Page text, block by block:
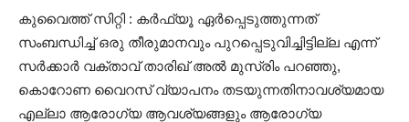
കുവൈത്ത് സിറ്റി : കർഫ്യൂ ഏർപ്പെടുത്തുന്നത്
സംബന്ധിച്ച് ഒരു തീരുമാനവും പുറപ്പെടുവിച്ചിട്ടില്ല എന്ന്
സർക്കാർ വക്താവ് താരിഖ് അൽ മുസ്രിം പറഞ്ഞു,
കൊറോണ വൈറസ് വ്യാപനം തടയുന്നതിനാവശ്യമായ
എല്ലാ ആരോഗ്യ ആവശ്യങ്ങളും ആരോഗ്യ